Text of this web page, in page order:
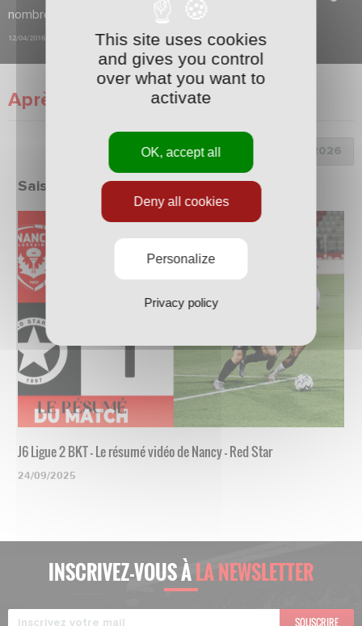
nombreux corners.
12/04/2016
Après match
Choix de la saison :
Saison 2025/2026
J6 Ligue 2 BKT - Le résumé vidéo de Nancy - Red Star
24/09/2025
INSCRIVEZ-VOUS ÀLA NEWSLETTER
SOUSCRIRE
This site uses cookies
and gives you control
over what you want to
activate
OK, accept all
Deny all cookies
Personalize
Privacy policy